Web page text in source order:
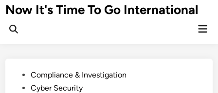
Skip
to
content
Now It's Time To Go International
PostedCompliance & Investigation
Cyber Security